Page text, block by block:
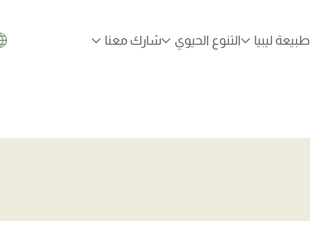
طبيعة ليبيا التنوع الحيوي شارك معنا